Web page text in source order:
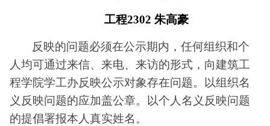
工程2302 朱高豪
反映的问题必须在公示期内，任何组织和个
人均可通过来信、来电、来访的形式，向建筑工
程学院学工办反映公示对象存在问题。以组织名
义反映问题的应加盖公章。以个人名义反映问题
的提倡署报本人真实姓名。